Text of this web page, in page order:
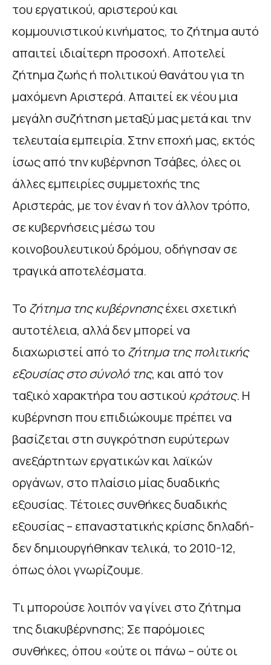
του εργατικού, αριστερού και
κομμουνιστικού κινήματος, το ζήτημα αυτό
απαιτεί ιδιαίτερη προσοχή. Αποτελεί
ζήτημα ζωής ή πολιτικού θανάτου για τη
μαχόμενη Αριστερά. Απαιτεί εκ νέου μια
μεγάλη συζήτηση μεταξύ μας μετά και την
τελευταία εμπειρία. Στην εποχή μας, εκτός
ίσως από την κυβέρνηση Τσάβες, όλες οι
άλλες εμπειρίες συμμετοχής της
Αριστεράς, με τον έναν ή τον άλλον τρόπο,
σε κυβερνήσεις μέσω του
κοινοβουλευτικού δρόμου, οδήγησαν σε
τραγικά αποτελέσματα.
Το ζήτημα της κυβέρνησηςέχει σχετική
αυτοτέλεια, αλλά δεν μπορεί να
διαχωριστεί από το ζήτημα της πολιτικής
εξουσίαςστο σύνολό της, και από τον
ταξικό χαρακτήρα του αστικού κράτους. Η
κυβέρνηση που επιδιώκουμε πρέπει να
βασίζεται στη συγκρότηση ευρύτερων
ανεξάρτητων εργατικών και λαϊκών
οργάνων, στο πλαίσιο μίας δυαδικής
εξουσίας. Τέτοιες συνθήκες δυαδικής
εξουσίας – επαναστατικής κρίσης δηλαδή-
δεν δημιουργήθηκαν τελικά, το 2010-12,
όπως όλοι γνωρίζουμε.
Τι μπορούσε λοιπόν να γίνει στο ζήτημα
της διακυβέρνησης; Σε παρόμοιες
συνθήκες, όπου «ούτε οι πάνω – ούτε οι